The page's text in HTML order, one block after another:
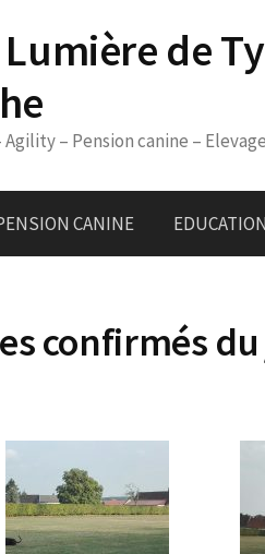
de
– Pension canine –
CANINE
confirmés